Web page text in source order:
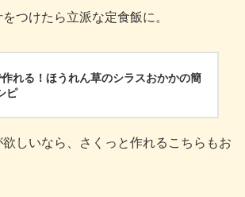
つけたら立派な定食飯に。
れる！ほうれん草のシラスおかかの簡
ピ
しいなら、さくっと作れるこちらもお